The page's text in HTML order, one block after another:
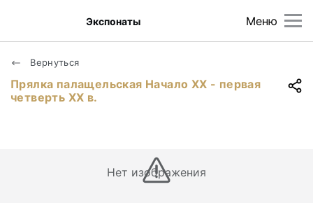
Меню
Экспонаты
Вернуться
Прялка палащельская Начало XX - первая
четверть XX в.
Нет изображения